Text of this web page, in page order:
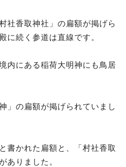
社香取神社」の扁額が掲げら
に続く参道は直線です。
内にある稲荷大明神にも鳥居
」の扁額が掲げられていまし
書かれた扁額と、「村社香取
ありました。